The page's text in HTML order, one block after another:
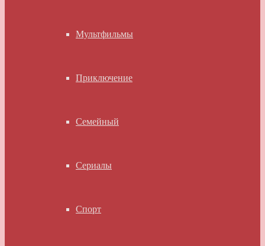
Мультфильмы
Приключение
Семейный
Сериалы
Спорт